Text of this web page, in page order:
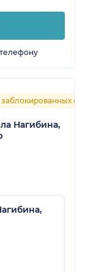
Нагибина,